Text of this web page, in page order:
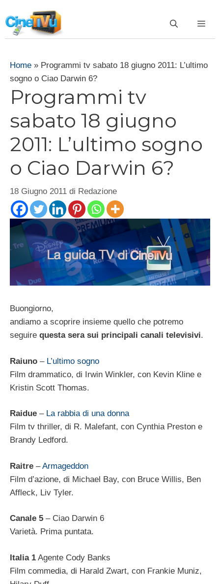
al
contenuto
Home » Programmi tv sabato 18 giugno 2011: L’ultimo
sogno o Ciao Darwin 6?
Programmi tv
sabato 18 giugno
2011: L’ultimo sogno
o Ciao Darwin 6?
18 Giugno 2011 di Redazione
Buongiorno,
andiamo a scoprire insieme quello che potremo
seguire questa sera sui principali canali televisivi.
Raiuno – L’ultimo sogno
Film drammatico, di Irwin Winkler, con Kevin Kline e
Kristin Scott Thomas.
Raidue – La rabbia di una donna
Film tv thriller, di R. Malefant, con Cynthia Preston e
Brandy Ledford.
Raitre –Armageddon
Film d’azione, di Michael Bay, con Bruce Willis, Ben
Affleck, Liv Tyler.
Canale 5 – Ciao Darwin 6
Varietà. Prima puntata.
Italia 1 Agente Cody Banks
Film commedia, di Harald Zwart, con Frankie Muniz,